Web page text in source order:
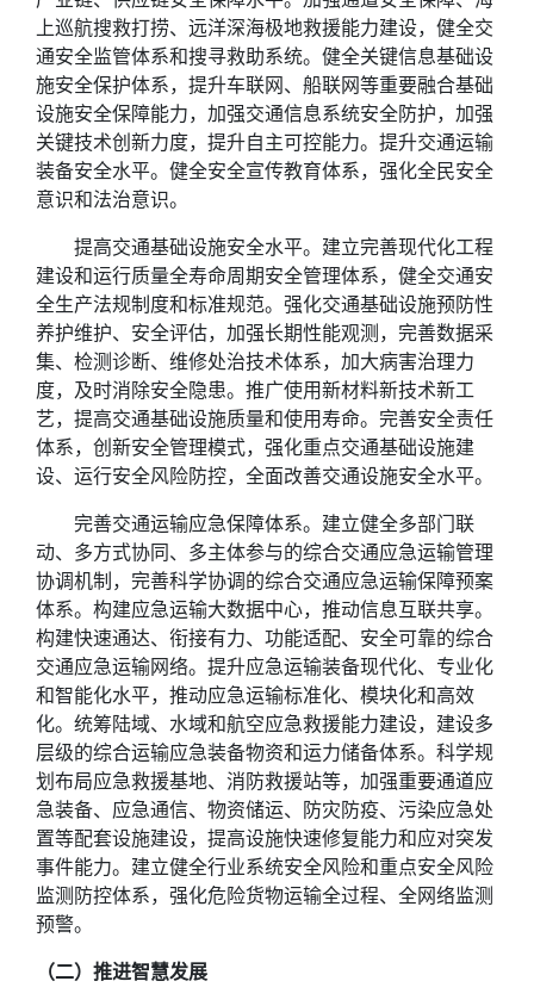
上巡航搜救打捞、远洋深海极地救援能力建设，健全交
通安全监管体系和搜寻救助系统。健全关键信息基础设
施安全保护体系，提升车联网、船联网等重要融合基础
设施安全保障能力，加强交通信息系统安全防护，加强
关键技术创新力度，提升自主可控能力。提升交通运输
装备安全水平。健全安全宣传教育体系，强化全民安全
意识和法治意识。
提高交通基础设施安全水平。建立完善现代化工程
建设和运行质量全寿命周期安全管理体系，健全交通安
全生产法规制度和标准规范。强化交通基础设施预防性
养护维护、安全评估，加强长期性能观测，完善数据采
集、检测诊断、维修处治技术体系，加大病害治理力
度，及时消除安全隐患。推广使用新材料新技术新工
艺，提高交通基础设施质量和使用寿命。完善安全责任
体系，创新安全管理模式，强化重点交通基础设施建
设、运行安全风险防控，全面改善交通设施安全水平。
完善交通运输应急保障体系。建立健全多部门联
动、多方式协同、多主体参与的综合交通应急运输管理
协调机制，完善科学协调的综合交通应急运输保障预案
体系。构建应急运输大数据中心，推动信息互联共享。
构建快速通达、衔接有力、功能适配、安全可靠的综合
交通应急运输网络。提升应急运输装备现代化、专业化
和智能化水平，推动应急运输标准化、模块化和高效
化。统筹陆域、水域和航空应急救援能力建设，建设多
层级的综合运输应急装备物资和运力储备体系。科学规
划布局应急救援基地、消防救援站等，加强重要通道应
急装备、应急通信、物资储运、防灾防疫、污染应急处
置等配套设施建设，提高设施快速修复能力和应对突发
事件能力。建立健全行业系统安全风险和重点安全风险
监测防控体系，强化危险货物运输全过程、全网络监测
预警。
（二）推进智慧发展